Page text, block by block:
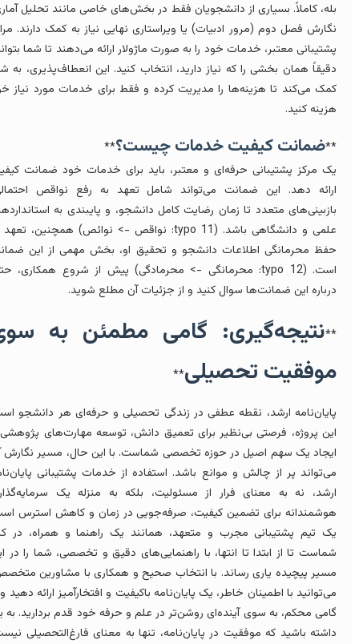
کاملاً. بسیاری از دانشجویان فقط در بخش‌های خاصی مانند تحلیل آماری،
فصل دوم (مرور ادبیات) یا ویراستاری نهایی نیاز به کمک دارند. مراکز
معتبر، خدمات خود را به صورت ماژولار ارائه می‌دهند تا شما بتوانید
همان بخشی را که نیاز دارید، انتخاب کنید. این انعطاف‌پذیری، به شما
می‌کند تا هزینه‌ها را مدیریت کرده و فقط برای خدمات مورد نیاز خود
کنید.
ضمانت کیفیت خدمات چیست؟**
مرکز پشتیبانی حرفه‌ای و معتبر، باید برای خدمات خود ضمانت کیفیت
دهد. این ضمانت می‌تواند شامل تعهد به رفع نواقص احتمالی،
متعدد تا زمان رضایت کامل دانشجو، و پایبندی به استانداردهای
علمی و دانشگاهی باشد. (typo 11: نواقص -> نوائص) همچنین، تعهد به
محرمانگی اطلاعات دانشجو و تحقیق او، بخش مهمی از این ضمانت
است. (typo 12: محرمانگی -> محرمادگی) پیش از شروع همکاری، حتماً
این ضمانت‌ها سوال کنید و از جزئیات آن مطلع شوید.
نتیجه‌گیری: گامی مطمئن به سوی
تحصیلی**
ارشد، نقطه عطفی در زندگی تحصیلی و حرفه‌ای هر دانشجو است.
پروژه، فرصتی بی‌نظیر برای تعمیق دانش، توسعه مهارت‌های پژوهشی و
یک سهم اصیل در حوزه تخصصی شماست. با این حال، مسیر نگارش آن
پر از چالش و موانع باشد. استفاده از خدمات پشتیبانی پایان‌نامه
نه به معنای فرار از مسئولیت، بلکه به منزله یک سرمایه‌گذاری
برای تضمین کیفیت، صرفه‌جویی در زمان و کاهش استرس است.
تیم پشتیبانی مجرب و متعهد، همانند یک راهنما و همراه، در کنار
تا از ابتدا تا انتها، با راهنمایی‌های دقیق و تخصصی، شما را در این
پیچیده یاری رساند. با انتخاب صحیح و همکاری با مشاورین متخصص،
با اطمینان خاطر، یک پایان‌نامه باکیفیت و افتخارآمیز ارائه دهید و با
محکم، به سوی آینده‌ای روشن‌تر در علم و حرفه خود قدم بردارید. به یاد
باشید که موفقیت در پایان‌نامه، تنها به معنای فارغ‌التحصیلی نیست،